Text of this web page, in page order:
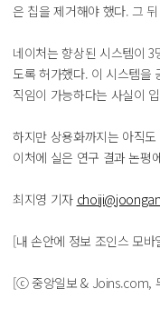
은 칩을 제거해야 했다. 그
네이처는 향상된 시스템이
도록 허가했다. 이 시스템을
직임이 가능하다는 사실이
하지만 상용화까지는 아직
이처에 실은 연구 결과 논평
최지영 기자
[내 손안에 정보 조인스 모
[ⓒ 중앙일보 & Joins.com,